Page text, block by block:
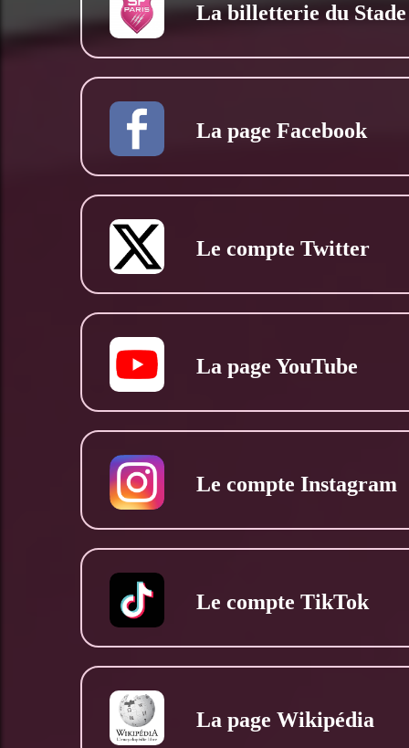
La billetterie du
La page Facebook
Le compte Twitter
La page YouTube
Le compte Instagram
Le compte TikTok
La page Wikipédia